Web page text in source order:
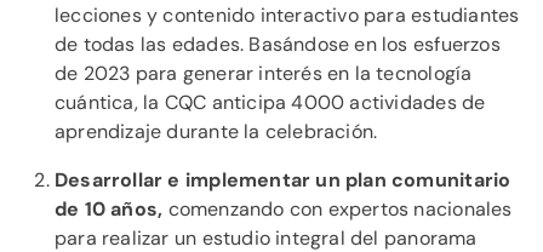
lecciones y contenido interactivo para estudiantes
de todas las edades. Basándose en los esfuerzos
de 2023 para generar interés en la tecnología
cuántica, la CQC anticipa 4000 actividades de
aprendizaje durante la celebración.
Desarrollar e implementar un plan comunitario
de 10 años, comenzando con expertos nacionales
para realizar un estudio integral del panorama